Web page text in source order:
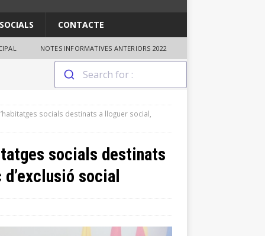
CONTACTE
NOTES INFORMATIVES ANTERIORS 2022
socials destinats a lloguer social,
socials destinats
social